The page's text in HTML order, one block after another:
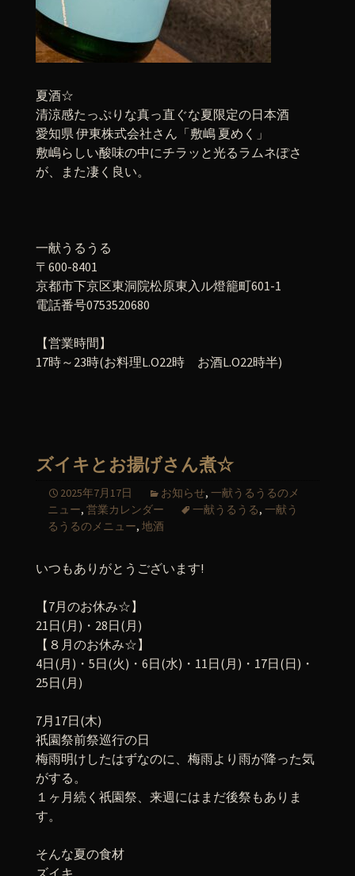
夏酒☆
清涼感たっぷりな真っ直ぐな夏限定の日本酒
愛知県 伊東株式会社さん「敷嶋 夏めく」
敷嶋らしい酸味の中にチラッと光るラムネぽさ
が、また凄く良い。
一献うるうる
〒600-8401
京都市下京区東洞院松原東入ル燈籠町601-1
電話番号0753520680
【営業時間】
17時～23時(お料理L.O22時 お酒L.O22時半)
ズイキとお揚げさん煮☆
2025年7月17日 お知らせ, 一献うるうるのメ
ニュー, 営業カレンダー 一献うるうる, 一献う
るうるのメニュー, 地酒
いつもありがとうございます!
【7月のお休み☆】
21日(月)・28日(月)
【８月のお休み☆】
4日(月)・5日(火)・6日(水)・11日(月)・17日(日)・
25日(月)
7月17日(木)
祇園祭前祭巡行の日
梅雨明けしたはずなのに、梅雨より雨が降った気
がする。
１ヶ月続く祇園祭、来週にはまだ後祭もありま
す。
そんな夏の食材
ズイキ